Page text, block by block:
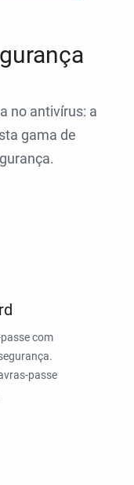
no antivírus: a
gama de
com
passe